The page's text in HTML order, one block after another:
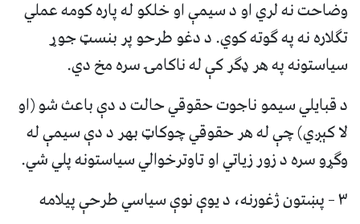
وضاحت نه لري او د سیمې او خلکو له پاره کومه عملي
تګلاره نه په ګوته کوي. د دغو طرحو پر بنسټ جوړ
سیاستونه په هر ډګر کې له ناکامۍ سره مخ دي.
د قبایلي سیمو ناجوت حقوقي حالت د دې باعث شو (او
لا کېږي) چې له هر حقوقي چوکاټ بهر د دې سیمې له
وګړو سره د زور زیاتي او تاوترخوالي سیاستونه پلي شي.
۳ – پښتون ژغورنه، د یوې نوې سیاسي طرحې پیلامه